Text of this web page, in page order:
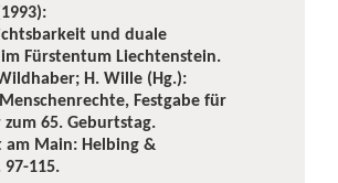
und duale
Fürstentum Liechtenstein.
H. Wille (Hg.):
Festgabe für
65. Geburtstag.
am Main: Helbing &
115.